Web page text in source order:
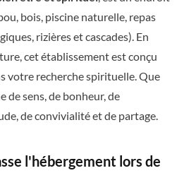
bois, piscine naturelle, repas
rizières et cascades). En
cet établissement est conçu
votre recherche spirituelle. Que
de sens, de bonheur, de
de convivialité et de partage.
l'hébergement lors de